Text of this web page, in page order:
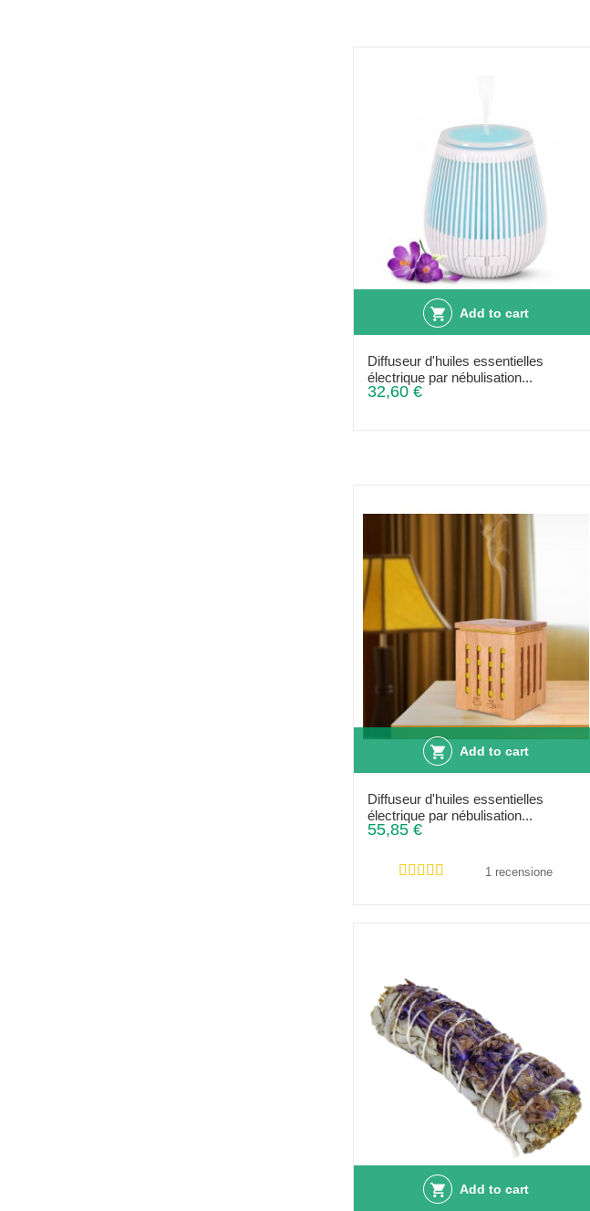
Add to cart
Diffuseur d'huiles essentielles
électrique par nébulisation...
32,60 €
Add to cart
Diffuseur d'huiles essentielles
électrique par nébulisation...
55,85 €
1 recensione
Add to cart